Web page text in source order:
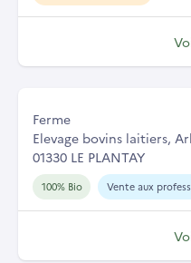
Ferme
Elevage bovins laitiers,
01330 LE PLANTAY
100% Bio Vente aux